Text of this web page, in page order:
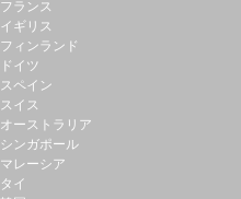
フランス
イギリス
フィンランド
ドイツ
スペイン
スイス
オーストラリア
シンガポール
マレーシア
タイ